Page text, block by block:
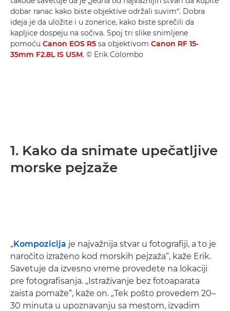
dobar ranac kako biste objektive održali suvim“. Dobra
ideja je da uložite i u zonerice, kako biste sprečili da
kapljice dospeju na sočiva. Spoj tri slike snimljene
pomoću Canon EOS R5 sa objektivom Canon RF 15-
35mm F2.8L IS USM. © Erik Colombo
1. Kako da snimate upečatljive
morske pejzaže
„Kompozicija je najvažnija stvar u fotografiji, a to je
naročito izraženo kod morskih pejzaža“, kaže Erik.
Savetuje da izvesno vreme provedete na lokaciji
pre fotografisanja. „Istraživanje bez fotoaparata
zaista pomaže“, kaže on. „Tek pošto provedem 20–
30 minuta u upoznavanju sa mestom, izvadim